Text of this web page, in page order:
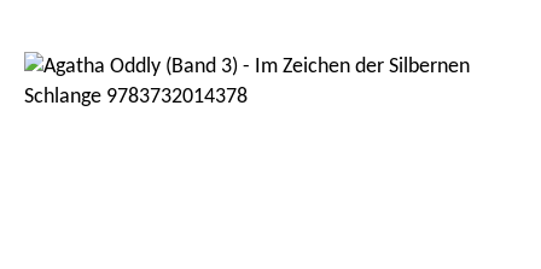
Bildergalerie überspringen